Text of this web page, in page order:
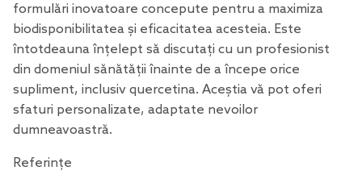
formulări inovatoare concepute pentru a maximiza
biodisponibilitatea și eficacitatea acesteia. Este
întotdeauna înțelept să discutați cu un profesionist
din domeniul sănătății înainte de a începe orice
supliment, inclusiv quercetina. Aceștia vă pot oferi
sfaturi personalizate, adaptate nevoilor
dumneavoastră.
Referințe